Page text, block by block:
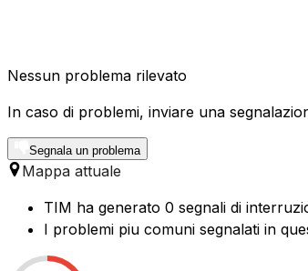
Nessun problema rilevato
In caso di problemi, inviare una
Segnala un problema
Mappa attuale
TIM ha generato 0 segnali di
I problemi piu comuni segnalati in